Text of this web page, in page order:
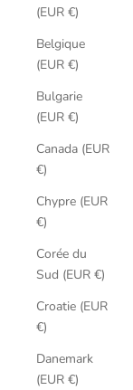
(EUR €)
Belgique
(EUR €)
Bulgarie
(EUR €)
Canada (EUR
€)
Chypre (EUR
€)
Corée du
Sud (EUR €)
Croatie (EUR
€)
Danemark
(EUR €)